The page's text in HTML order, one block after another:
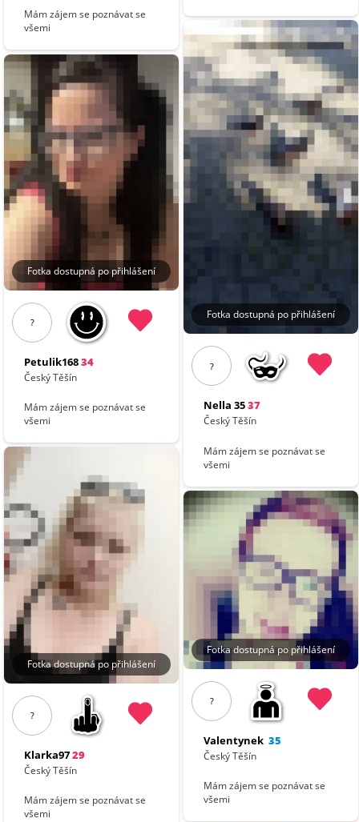
Mám zájem se poznávat se
všemi
Fotka dostupná po přihlášení
?
Petulik16834
Český Těšín
Mám zájem se poznávat se
všemi
Fotka dostupná po přihlášení
?
Klarka9729
Český Těšín
Mám zájem se poznávat se
všemi
Fotka dostupná po přihlášení
?
Nella 3537
Český Těšín
Mám zájem se poznávat se
všemi
Fotka dostupná po přihlášení
?
Valentynek 35
Český Těšín
Mám zájem se poznávat se
všemi